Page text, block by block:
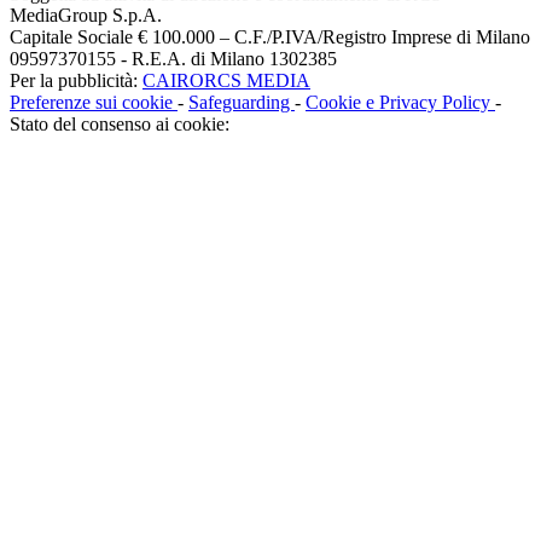
MediaGroup S.p.A.
Capitale Sociale € 100.000 – C.F./P.IVA/Registro Imprese di Milano
09597370155 - R.E.A. di Milano 1302385
Per la pubblicità: CAIRORCS MEDIA
Preferenze sui cookie - Safeguarding - Cookie e Privacy Policy -
Stato del consenso ai cookie: